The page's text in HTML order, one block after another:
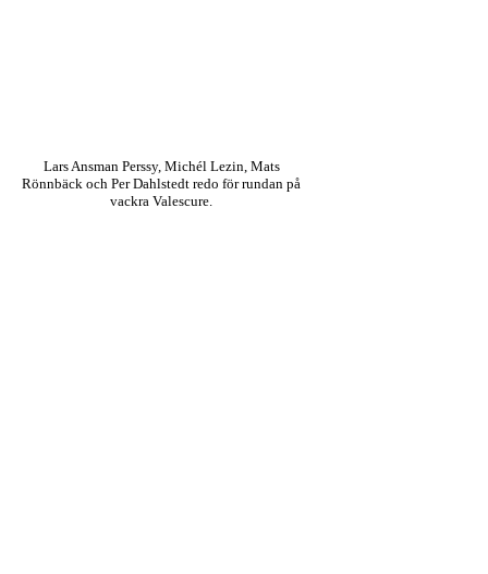
Lars Ansman Perssy, Michél Lezin, Mats
Rönnbäck och Per Dahlstedt redo för rundan på
vackra Valescure.